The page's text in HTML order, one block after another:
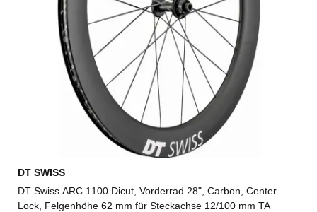
DT SWISS
DT Swiss ARC 1100 Dicut, Vorderrad 28", Carbon, Center
Lock, Felgenhöhe 62 mm für Steckachse 12/100 mm TA